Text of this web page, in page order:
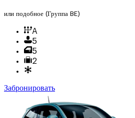
или подобное (Группа BE)
A
5
5
2
Забронировать